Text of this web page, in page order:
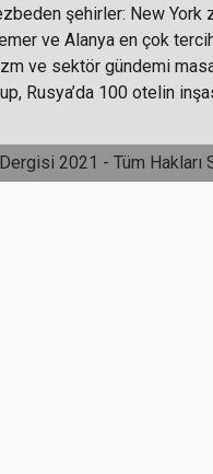
ve sektör gündemi
2021 - Tüm Hakları